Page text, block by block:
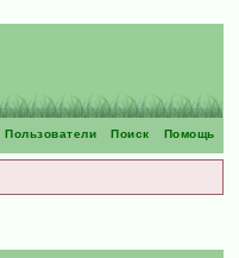
Помощь
Поиск
Пользователи